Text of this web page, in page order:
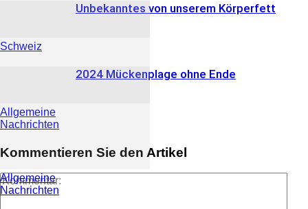
Schweiz
Allgemeine
Nachrichten
Unbekanntes von unserem Körperfett
Allgemeine
Nachrichten
2024 Mückenplage ohne Ende
Kommentieren Sie den Artikel